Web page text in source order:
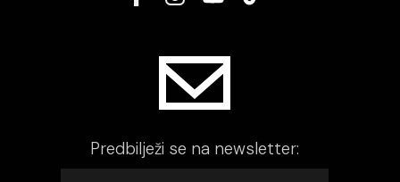
Predbilježi se na newsletter: